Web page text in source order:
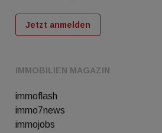
IMMOBILIEN MAGAZIN
immoflash
immo7news
immojobs
Jetzt anmelden